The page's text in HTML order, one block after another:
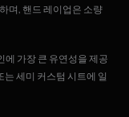
며, 핸드 레이업은 소량
에 가장 큰 유연성을 제공
세미 커스텀 시트에 일